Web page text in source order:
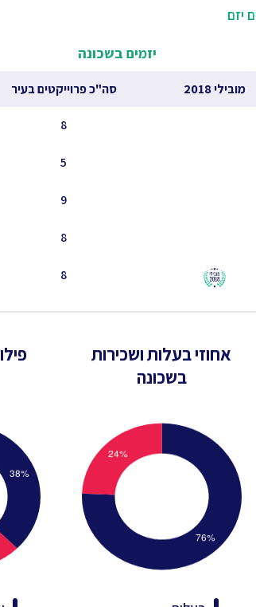
יזם
יזמים בשכונה
מובילי 2018 סה"כ פרוייקטים בעיר
8
5
9
8
8
אחוזי בעלות ושכירות
בשכונה